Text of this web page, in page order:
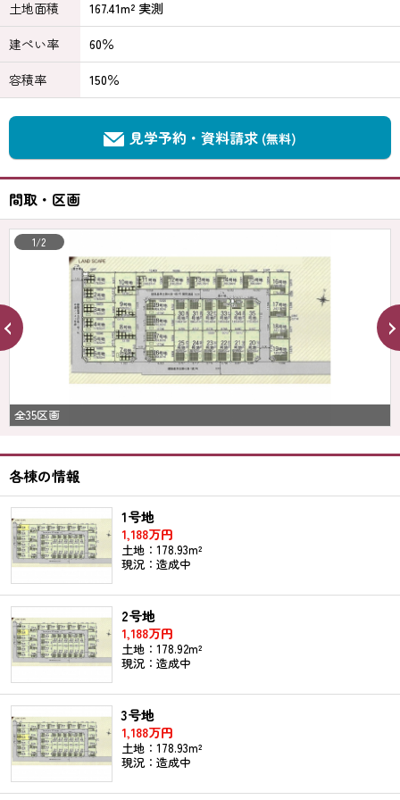
土地面積
167.41m² 実測
建ぺい率
60％
容積率
150％
見学予約・資料請求 (無料)
間取・区画
全35区画
1/2
各棟の情報
1号地
1,188万円
土地：178.93m²
現況：造成中
2号地
1,188万円
土地：178.92m²
現況：造成中
3号地
1,188万円
土地：178.93m²
現況：造成中